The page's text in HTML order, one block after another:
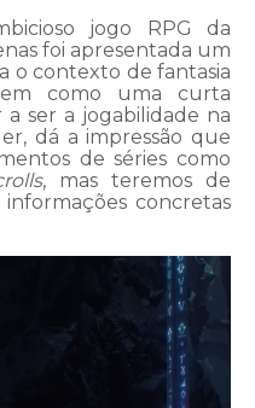
jogo RPG da
foi apresentada um
o contexto de fantasia
como uma curta
ser a jogabilidade na
dá a impressão que
de séries como
, mas teremos de
concretas